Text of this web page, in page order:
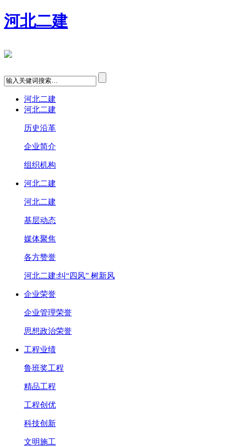
河北二建
河北二建
河北二建
历史沿革
企业简介
组织机构
河北二建
河北二建
基层动态
媒体聚焦
各方赞誉
河北二建:纠“四风” 树新风
企业荣誉
企业管理荣誉
思想政治荣誉
工程业绩
鲁班奖工程
精品工程
工程创优
科技创新
文明施工